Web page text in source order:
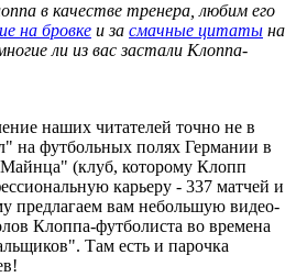
в качестве тренера, любим его
на бровке и за смачные цитаты на
ли из вас застали Клоппа-
наших читателей точно не в
на футбольных полях Германии в
(клуб, которому Клопп
карьеру - 337 матчей и
предлагаем вам небольшую видео-
Клоппа-футболиста во времена
Там есть и парочка